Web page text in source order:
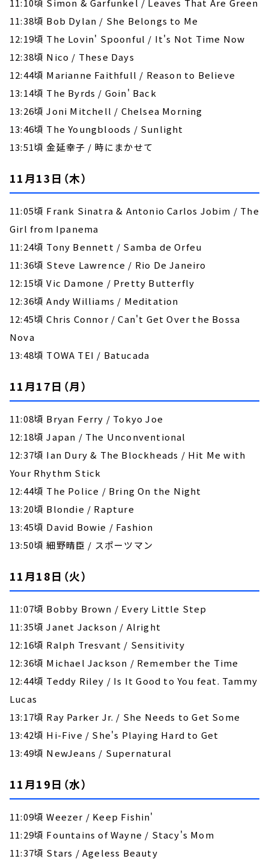
11:10頃 Simon & Garfunkel / Leaves That Are Green
11:38頃 Bob Dylan / She Belongs to Me
12:19頃 The Lovin' Spoonful / It's Not Time Now
12:38頃 Nico / These Days
12:44頃 Marianne Faithfull / Reason to Believe
13:14頃 The Byrds / Goin' Back
13:26頃 Joni Mitchell / Chelsea Morning
13:46頃 The Youngbloods / Sunlight
13:51頃 金延幸子 / 時にまかせて
11月13日（木）
11:05頃 Frank Sinatra & Antonio Carlos Jobim / The
Girl from Ipanema
11:24頃 Tony Bennett / Samba de Orfeu
11:36頃 Steve Lawrence / Rio De Janeiro
12:15頃 Vic Damone / Pretty Butterfly
12:36頃 Andy Williams / Meditation
12:45頃 Chris Connor / Can't Get Over the Bossa
Nova
13:48頃 TOWA TEI / Batucada
11月17日（月）
11:08頃 Bryan Ferry / Tokyo Joe
12:18頃 Japan / The Unconventional
12:37頃 Ian Dury & The Blockheads / Hit Me with
Your Rhythm Stick
12:44頃 The Police / Bring On the Night
13:20頃 Blondie / Rapture
13:45頃 David Bowie / Fashion
13:50頃 細野晴臣 / スポーツマン
11月18日（火）
11:07頃 Bobby Brown / Every Little Step
11:35頃 Janet Jackson / Alright
12:16頃 Ralph Tresvant / Sensitivity
12:36頃 Michael Jackson / Remember the Time
12:44頃 Teddy Riley / Is It Good to You feat. Tammy
Lucas
13:17頃 Ray Parker Jr. / She Needs to Get Some
13:42頃 Hi-Five / She's Playing Hard to Get
13:49頃 NewJeans / Supernatural
11月19日（水）
11:09頃 Weezer / Keep Fishin'
11:29頃 Fountains of Wayne / Stacy's Mom
11:37頃 Stars / Ageless Beauty